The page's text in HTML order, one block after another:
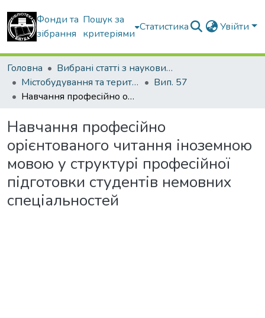
Фонди та
зібрання
Пошук за
критеріями
Статистика Увійти
Головна
Вибрані статті з наукових збірників КНУБА
Містобудування та територіальне планування
Вип. 57
Навчання професійно орієнтованого читання іноземною мовою у структурі професійної підготовки студентів немовних спеціальностей
Навчання професійно
орієнтованого читання іноземною
мовою у структурі професійної
підготовки студентів немовних
спеціальностей